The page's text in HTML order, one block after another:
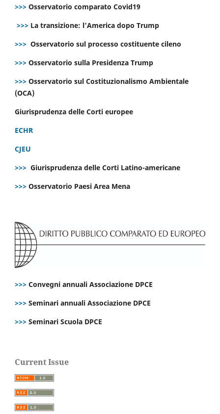
>>> Osservatorio comparato Covid19
>>> La transizione: l’America dopo Trump
>>> Osservatorio sul processo costituente cileno
>>> Osservatorio sulla Presidenza Trump
>>> Osservatorio sul Costituzionalismo Ambientale
(OCA)
Giurisprudenza delle Corti europee
ECHR
CJEU
>>> Giurisprudenza delle Corti Latino-americane
>>> Osservatorio Paesi Area Mena
>>> Convegni annuali Associazione DPCE
>>> Seminari annuali Associazione DPCE
>>> Seminari Scuola DPCE
Current Issue